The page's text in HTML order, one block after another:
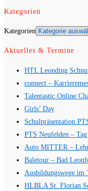
Kategorien
Kategorien
Aktuelles & Termine
HTL Leonding
connect –
Talentastic Online
Girls’ Day
Schulpräsentation
PTS Neufelden –
Auto MITTER –
Baletour – Bad
Ausbildungswege im
HLBLA St. Florian